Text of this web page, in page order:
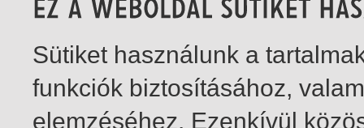
Sütiket használunk a
funkciók biztosításához,
elemzéséhez. Ezenkívül